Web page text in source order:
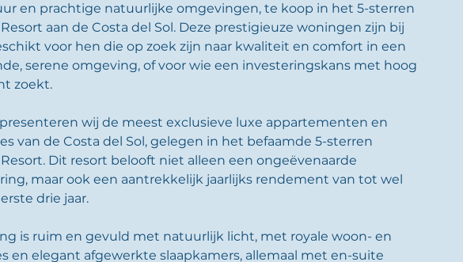
en prachtige natuurlijke omgevingen, te koop in het 5-sterren
aan de Costa del Sol. Deze prestigieuze woningen zijn bij
voor hen die op zoek zijn naar kwaliteit en comfort in een
serene omgeving, of voor wie een investeringskans met hoog
zoekt.
wij de meest exclusieve luxe appartementen en
van de Costa del Sol, gelegen in het befaamde 5-sterren
Dit resort belooft niet alleen een ongeëvenaarde
maar ook een aantrekkelijk jaarlijks rendement van tot wel
drie jaar.
is ruim en gevuld met natuurlijk licht, met royale woon- en
en elegant afgewerkte slaapkamers, allemaal met en-suite